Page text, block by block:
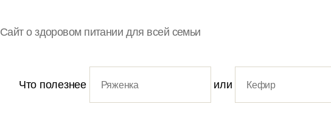
Сайт о здоровом питании для всей семьи
Что полезнее или